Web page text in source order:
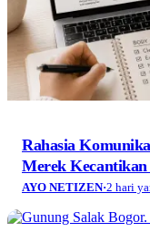
Rahasia
Merek
AYO NETIZEN·2 hari